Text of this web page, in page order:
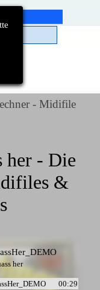
- Midifile
her - Die
&
her
00:29